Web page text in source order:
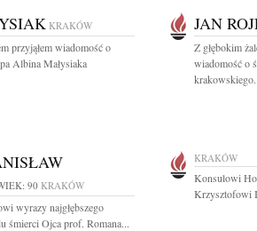
KRAKÓW
przyjąłem wiadomość o
Albina Małysiaka
JAN
Z głębokim
wiadomość o
90 KRAKÓW
wyrazy najgłębszego
śmierci Ojca prof. Romana...
KRAKÓW
Konsulowi
Krzysztofowi